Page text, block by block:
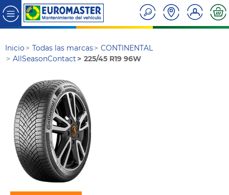
Inicio Todas las marcas
CONTINENTAL
AllSeasonContact
225/45 R19 96W